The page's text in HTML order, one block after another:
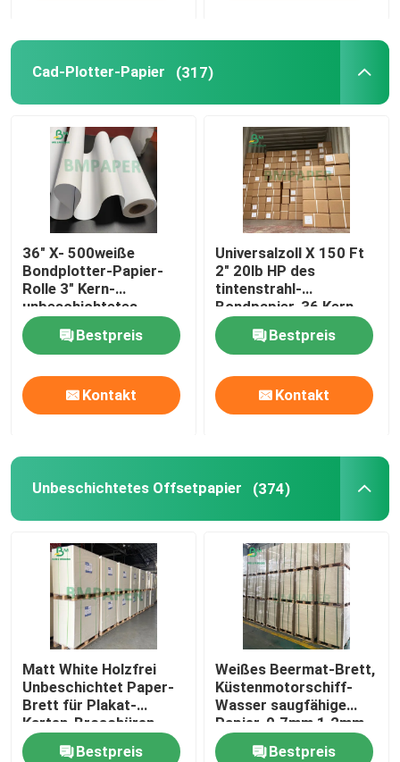
Cad-Plotter-Papier (317)
36" X- 500weiße
Bondplotter-Papier-
Rolle 3" Kern-
unbeschichtetes
glattes
Bestpreis
Kontakt
Universalzoll X 150 Ft
2" 20lb HP des
tintenstrahl-
Bondpapier-36 Kern-
Querformat
Bestpreis
Kontakt
Unbeschichtetes Offsetpapier (374)
Matt White Holzfrei
Unbeschichtet Paper-
Brett für Plakat-
Karten-Broschüren
Bestpreis
Weißes Beermat-Brett,
Küstenmotorschiff-
Wasser saugfähige
Papier-0.7mm 1.2mm
1.5mm
Bestpreis